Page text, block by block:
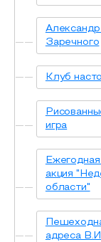
Заречного
Клуб
игра
акция
области"
адреса